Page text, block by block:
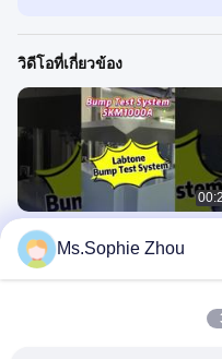
วิดีโอที่เกี่ยวข้อง
SKM1000 เครื่องทดสอบชนวนสําหรับ
องค์ประกอบอิเล็กทรอนิกส์ 1000 *
มิลลิเมตร ตอบสนองกับ GB T24236
เครื่องทดสอบบัมป์
Ms.Sophie Zhou